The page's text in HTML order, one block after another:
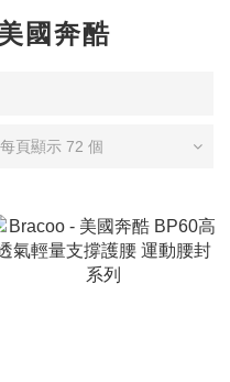
國奔酷
每頁顯示 72 個